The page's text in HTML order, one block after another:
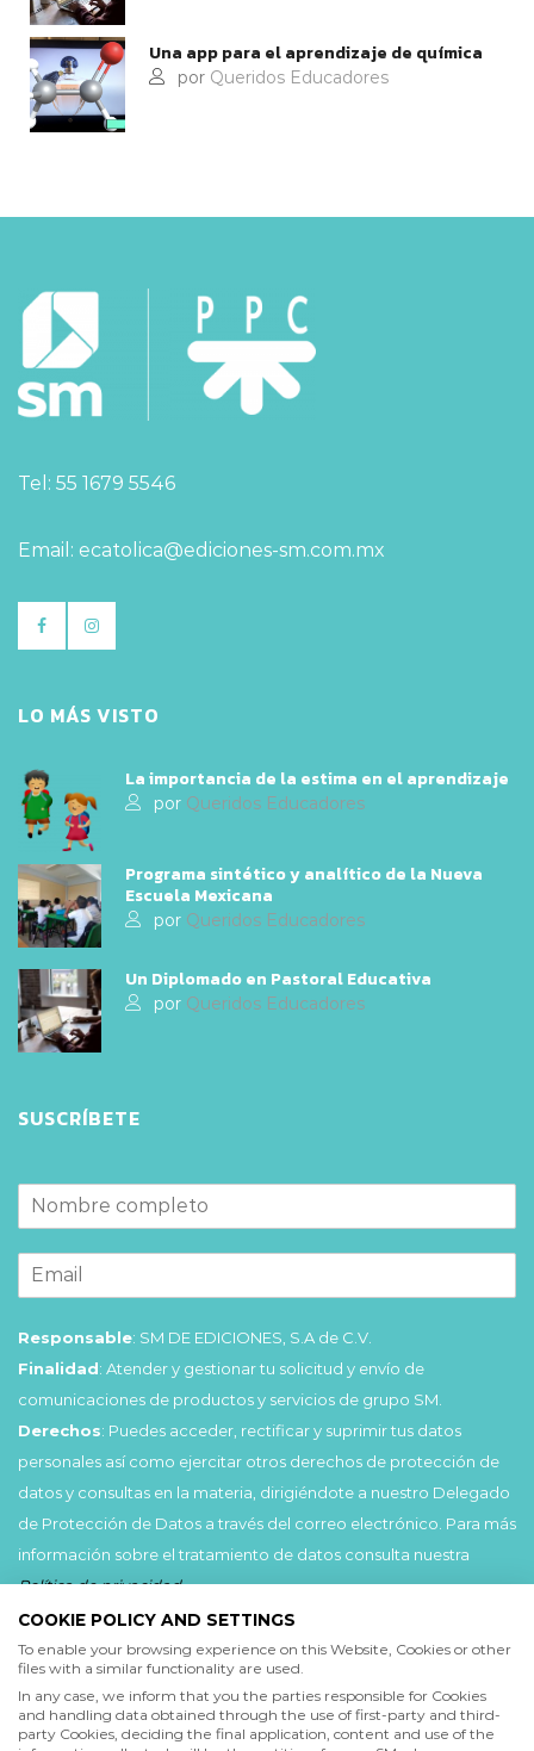
Una app para el aprendizaje de química
por Queridos Educadores
Tel: 55 1679 5546
Email: ecatolica@ediciones-sm.com.mx
LO MÁS VISTO
La importancia de la estima en el aprendizaje
por Queridos Educadores
Programa sintético y analítico de la Nueva
Escuela Mexicana
por Queridos Educadores
Un Diplomado en Pastoral Educativa
por Queridos Educadores
SUSCRÍBETE
Responsable: SM DE EDICIONES, S.A de C.V.
Finalidad: Atender y gestionar tu solicitud y envío de
comunicaciones de productos y servicios de grupo SM.
Derechos: Puedes acceder, rectificar y suprimir tus datos
personales así como ejercitar otros derechos de protección de
datos y consultas en la materia, dirigiéndote a nuestro Delegado
de Protección de Datos a través del correo electrónico. Para más
información sobre el tratamiento de datos consulta nuestra
Política de privacidad.
He leído y acepto lasCondiciones de uso
Política de privacidad
COOKIE POLICY AND SETTINGS
To enable your browsing experience on this Website, Cookies or other
files with a similar functionality are used.
In any case, we inform that you the parties responsible for Cookies
and handling data obtained through the use of first-party and third-
party Cookies, deciding the final application, content and use of the